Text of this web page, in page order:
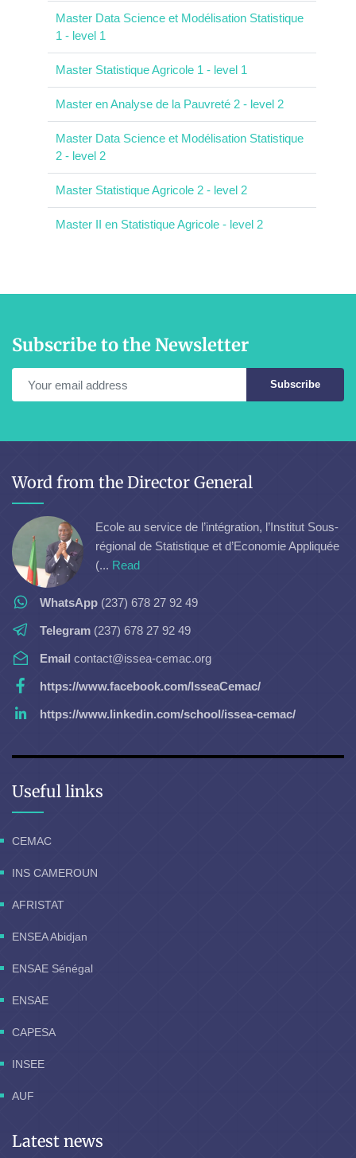
Master Data Science et Modélisation Statistique
1 - level 1
Master Statistique Agricole 1 - level 1
Master en Analyse de la Pauvreté 2 - level 2
Master Data Science et Modélisation Statistique
2 - level 2
Master Statistique Agricole 2 - level 2
Master II en Statistique Agricole - level 2
Subscribe to the Newsletter
Subscribe
Word from the Director General
Ecole au service de l’intégration, l’Institut Sous-
régional de Statistique et d’Economie Appliquée
(... Read
WhatsApp (237) 678 27 92 49
Telegram (237) 678 27 92 49
Email contact@issea-cemac.org
https://www.facebook.com/IsseaCemac/
https://www.linkedin.com/school/issea-cemac/
Useful links
CEMAC
INS CAMEROUN
AFRISTAT
ENSEA Abidjan
ENSAE Sénégal
ENSAE
CAPESA
INSEE
AUF
Latest news